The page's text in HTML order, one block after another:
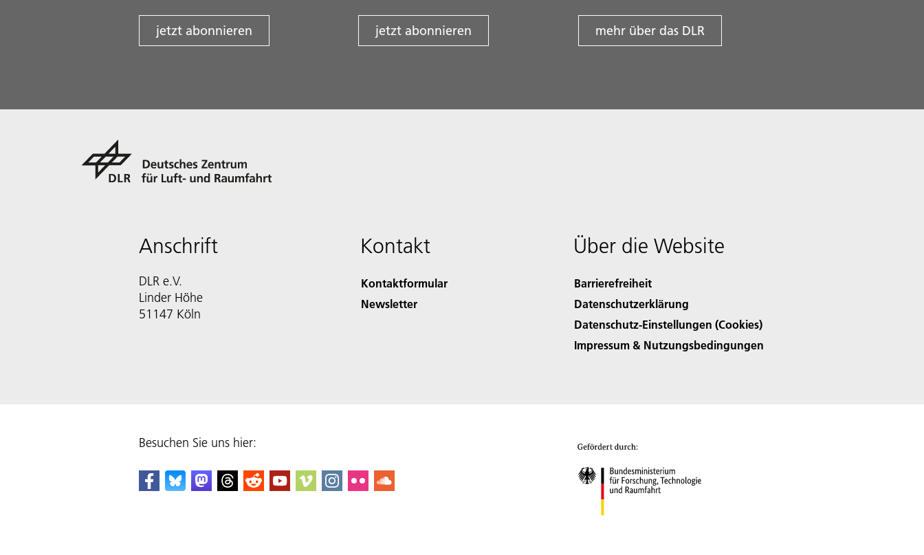
jetzt abonnieren jetzt abonnieren mehr über das DLR
Anschrift
DLR e.V.
Linder Höhe
51147 Köln
Kontakt
Kontaktformular
Newsletter
Über die Website
Barrierefreiheit
Datenschutzerklärung
Datenschutz-Einstellungen (Cookies)
Impressum & Nutzungsbedingungen
Besuchen Sie uns hier: